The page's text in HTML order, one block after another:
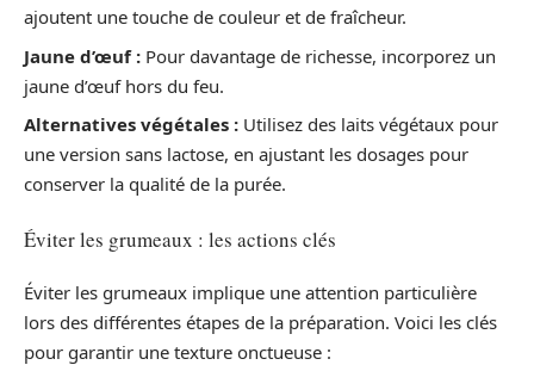
ajoutent une touche de couleur et de fraîcheur.
Jaune d’œuf : Pour davantage de richesse, incorporez un
jaune d’œuf hors du feu.
Alternatives végétales : Utilisez des laits végétaux pour
une version sans lactose, en ajustant les dosages pour
conserver la qualité de la purée.
Éviter les grumeaux : les actions clés
Éviter les grumeaux implique une attention particulière
lors des différentes étapes de la préparation. Voici les clés
pour garantir une texture onctueuse :